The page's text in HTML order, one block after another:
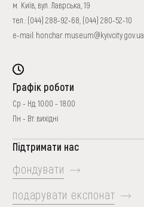
м. Київ, вул. Лаврська, 19
тел.: (044) 288-92-68 (044) 280-52-10
e-mail: honchar.museum@kyivcity.gov.ua
Графік роботи
Ср - Нд: 10:00 - 18:00
Пн - Вт: вихідні
Підтримати нас
фондувати
подарувати експонат